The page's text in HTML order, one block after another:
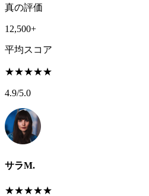
真の評価
12,500+
平均スコア
★★★★★
4.9/5.0
サラM.
★★★★★